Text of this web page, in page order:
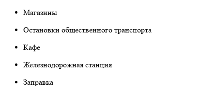
Магазины
Остановки общественного транспорта
Кафе
Железнодорожная станция
Заправка